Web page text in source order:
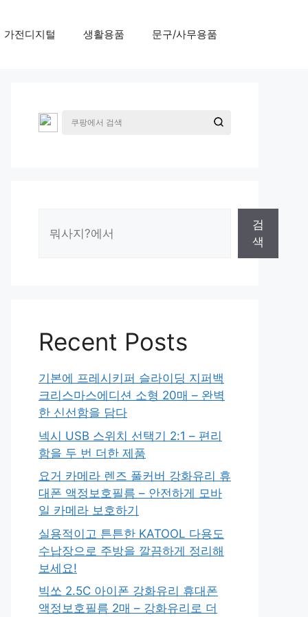
가전디지털 생활용품 문구/사무용품
검
색
Recent Posts
기본에 프레시키퍼 슬라이딩 지퍼백
크리스마스에디션 소형 20매 – 완벽
한 신선함을 담다
넥시 USB 스위치 선택기 2:1 – 편리
함을 두 번 더한 제품
요거 카메라 렌즈 풀커버 강화유리 휴
대폰 액정보호필름 – 안전하게 모바
일 카메라 보호하기
실용적이고 튼튼한 KATOOL 다용도
수납장으로 주방을 깔끔하게 정리해
보세요!
빅쏘 2.5C 아이폰 강화유리 휴대폰
액정보호필름 2매 – 강화유리로 더